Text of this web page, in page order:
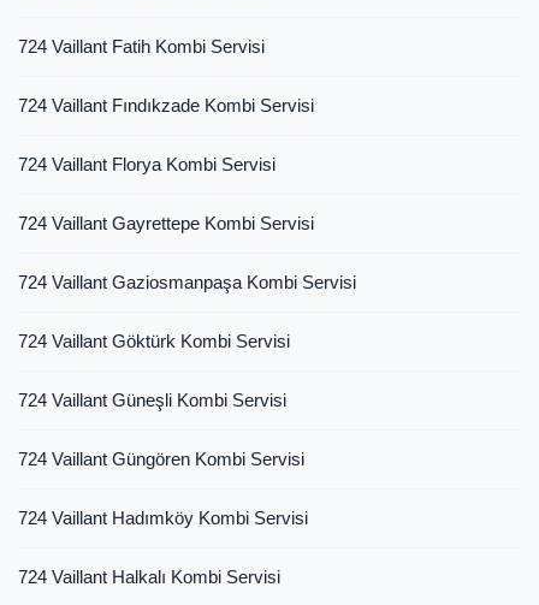
724 Vaillant Fatih Kombi Servisi
724 Vaillant Fındıkzade Kombi Servisi
724 Vaillant Florya Kombi Servisi
724 Vaillant Gayrettepe Kombi Servisi
724 Vaillant Gaziosmanpaşa Kombi Servisi
724 Vaillant Göktürk Kombi Servisi
724 Vaillant Güneşli Kombi Servisi
724 Vaillant Güngören Kombi Servisi
724 Vaillant Hadımköy Kombi Servisi
724 Vaillant Halkalı Kombi Servisi